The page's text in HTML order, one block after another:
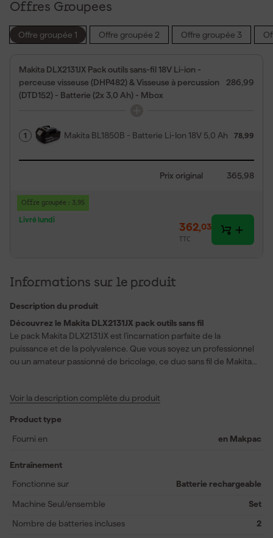
Offres Groupees
Offre groupée 1 Offre groupée 2 Offre groupée 3
Makita DLX2131JX Pack outils sans-fil 18V Li-ion -
perceuse visseuse (DHP482) & Visseuse à percussion
(DTD152) - Batterie (2x 3,0 Ah) - Mbox
286,99
1 Makita BL1850B - Batterie Li-Ion 18V 5,0 Ah 78,99
Prix original 365,98
Offre groupée : 3,95
Livré lundi
362,03
TTC
Informations sur le produit
Description du produit
Découvrez le Makita DLX2131JX pack outils sans fil
Le pack Makita DLX2131JX est l'incarnation parfaite de la
puissance et de la polyvalence. Que vous soyez un professionnel
ou un amateur passionné de bricolage, ce duo sans fil de Makita
(DTD152), toutes deux alimentées par deux batteries 18V Li-ion de
infiltrations d'eau et de poussière, ces outils sont conçus pour
résister aux travaux les plus exigeants. La perceuse visseuse
tandis que la visseuse à percussion DTD152 offre une puissance
vitesse variable à la gâchette assurent un contrôle précis, même
dans les endroits sombres. En plus, vous recevrez le chargeur
Misez sur la qualité et l'efficacité avec le Makita DLX2131JX, et
Voir la description complète du produit
Product type
Fourni en
en Makpac
Entraînement
Fonctionne sur
Batterie rechargeable
Machine Seul/ensemble Set
Nombre de batteries incluses 2